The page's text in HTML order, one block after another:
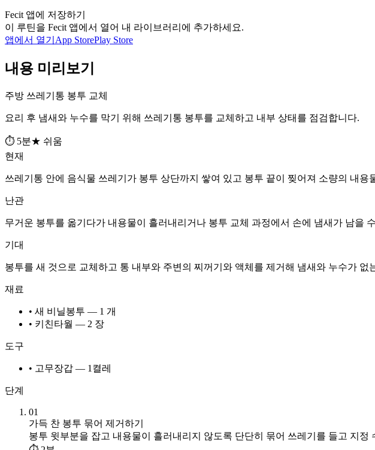
Fecit 앱에 저장하기
이 루틴을 Fecit 앱에서 열어 내 라이브러리에 추가하세요.
앱에서 열기 App StorePlay Store
내용 미리보기
주방 쓰레기통 봉투 교체
요리 후 냄새와 누수를 막기 위해 쓰레기통 봉투를 교체하고 내부 상태를 점검합니다.
⏱ 5분★ 쉬움
현재
쓰레기통 안에 음식물 쓰레기가 봉투 상단까지 쌓여 있고 봉투 끝이 찢어져 소량의 내용
난관
무거운 봉투를 옮기다가 내용물이 흘러내리거나 봉투 교체 과정에서 손에 냄새가 남을
기대
봉투를 새 것으로 교체하고 통 내부와 주변의 찌꺼기와 액체를 제거해 냄새와 누수가 없
재료
• 새 비닐봉투 — 1 개
• 키친타월 — 2 장
도구
• 고무장갑 — 1켤레
단계
01
가득 찬 봉투 묶어 제거하기
봉투 윗부분을 잡고 내용물이 흘러내리지 않도록 단단히 묶어 쓰레기를 들고 지정